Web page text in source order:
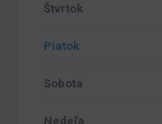
Štvrtok
Piatok
Sobota
Nedeľa